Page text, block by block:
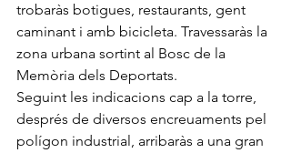
trobaràs botigues, restaurants, gent
caminant i amb bicicleta. Travessaràs la
zona urbana sortint al Bosc de la
Memòria dels Deportats.
Seguint les indicacions cap a la torre,
després de diversos encreuaments pel
polígon industrial, arribaràs a una gran